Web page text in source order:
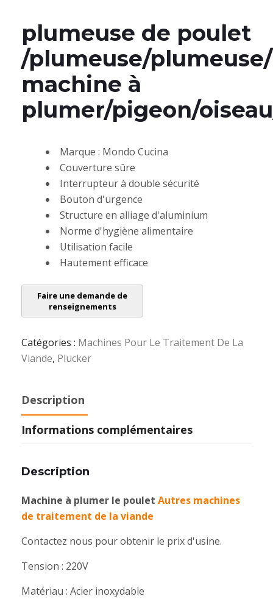
plumeuse de poulet
/plumeuse/plumeuse/
machine à
plumer/pigeon/
Marque : Mondo Cucina
Couverture sûre
Interrupteur à double sécurité
Bouton d'urgence
Structure en alliage d'aluminium
Norme d'hygiène alimentaire
Utilisation facile
Hautement efficace
Catégories : Machines Pour Le Traitement De La
Viande, Plucker
Description
Informations complémentaires
Description
Machine à plumer le poulet Autres machines
de traitement de la viande
Contactez nous pour obtenir le prix d'usine.
Tension : 220V
Matériau : Acier inoxydable